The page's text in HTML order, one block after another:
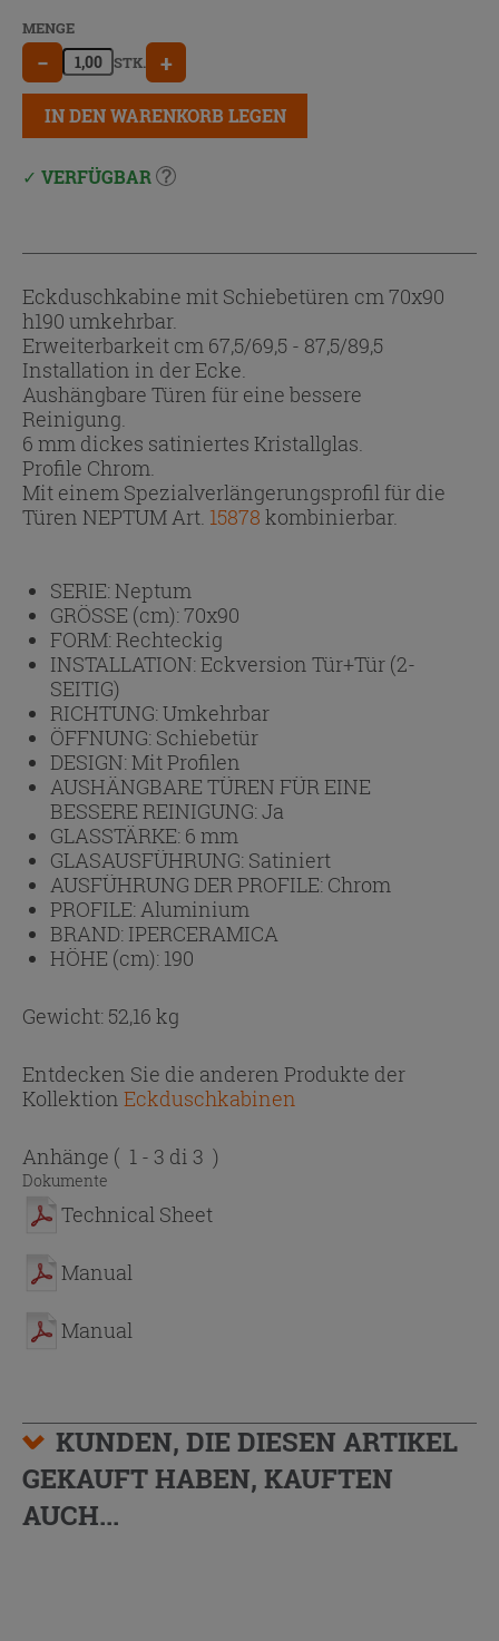
MENGE
− STK. +
IN DEN WARENKORB LEGEN
VERFÜGBAR
Eckduschkabine mit Schiebetüren cm 70x90
h190 umkehrbar.
Erweiterbarkeit cm 67,5/69,5 - 87,5/89,5
Installation in der Ecke.
Aushängbare Türen für eine bessere
Reinigung.
6 mm dickes satiniertes Kristallglas.
Profile Chrom.
Mit einem Spezialverlängerungsprofil für die
Türen NEPTUM Art. 15878 kombinierbar.
SERIE:Neptum
GRÖSSE (cm):70x90
FORM:Rechteckig
INSTALLATION:Eckversion Tür+Tür (2-
SEITIG)
RICHTUNG:Umkehrbar
ÖFFNUNG: Schiebetür
DESIGN:Mit Profilen
AUSHÄNGBARE TÜREN FÜR EINE
BESSERE REINIGUNG:Ja
GLASSTÄRKE: 6 mm
GLASAUSFÜHRUNG: Satiniert
AUSFÜHRUNG DER PROFILE: Chrom
PROFILE: Aluminium
BRAND: IPERCERAMICA
HÖHE (cm): 190
Gewicht: 52,16 kg
Entdecken Sie die anderen Produkte der
Kollektion Eckduschkabinen
Anhänge ( 1 - 3 di 3 )
Dokumente
Technical Sheet
Manual
Manual
KUNDEN, DIE DIESEN ARTIKEL
GEKAUFT HABEN, KAUFTEN
AUCH...